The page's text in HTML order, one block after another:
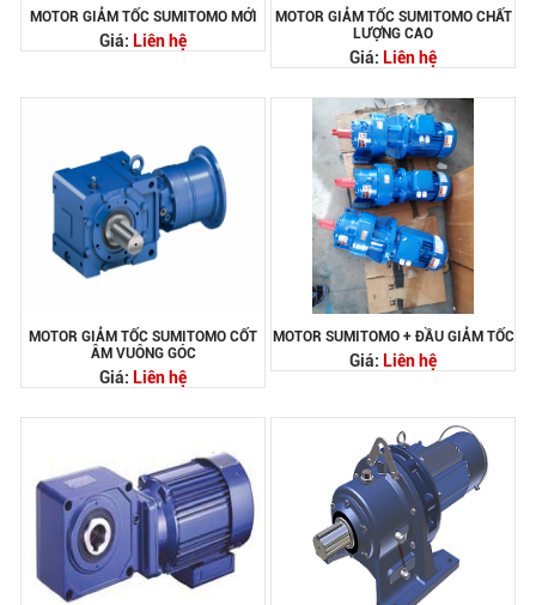
MOTOR GIẢM TỐC SUMITOMO MỚI
Giá: Liên hệ
MOTOR GIẢM TỐC SUMITOMO CHẤT
LƯỢNG CAO
Giá: Liên hệ
MOTOR GIẢM TỐC SUMITOMO CỐT
ÂM VUÔNG GÓC
Giá: Liên hệ
MOTOR SUMITOMO + ĐẦU GIẢM TỐC
Giá: Liên hệ